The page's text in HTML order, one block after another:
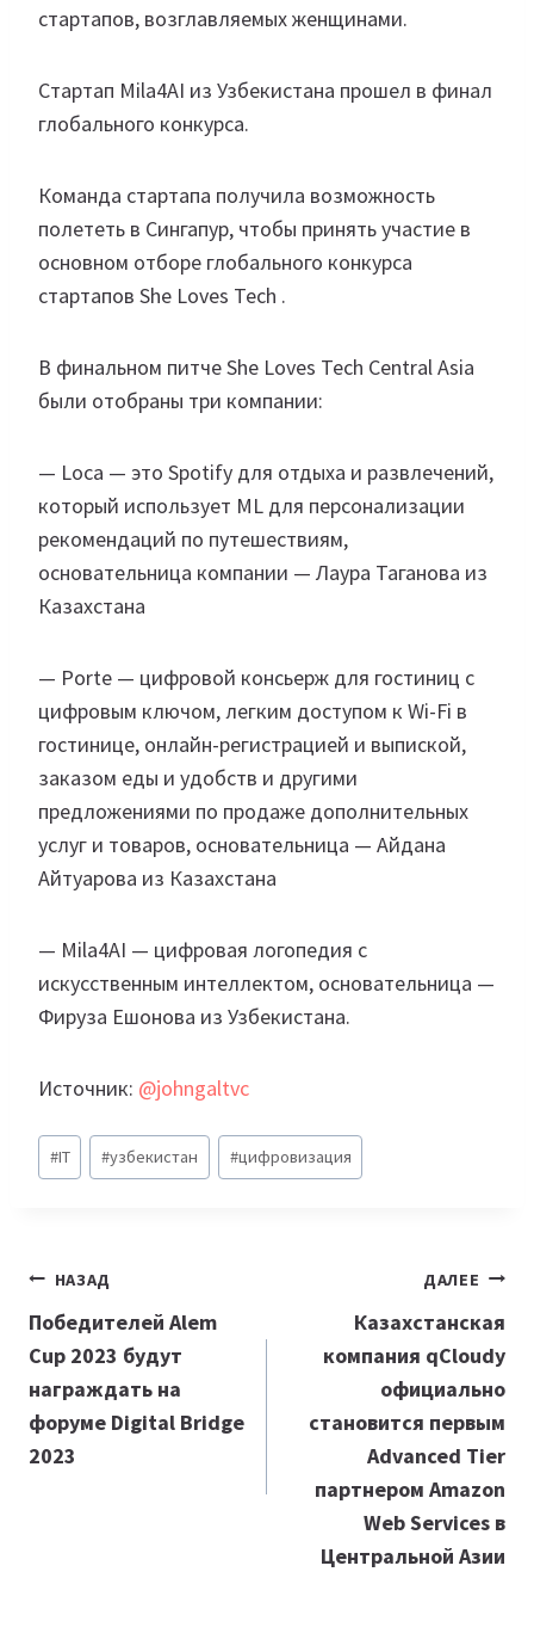
стартапов, возглавляемых женщинами.
Cтартап Mila4AI из Узбекистана прошел в финал
глобального конкурса.
Команда стартапа получила возможность
полететь в Сингапур, чтобы принять участие в
основном отборе глобального конкурса
стартапов She Loves Tech .
В финальном питче She Loves Tech Central Asia
были отобраны три компании:
— Loca — это Spotify для отдыха и развлечений,
который использует ML для персонализации
рекомендаций по путешествиям,
основательница компании — Лаура Таганова из
Казахстана
— Porte — цифровой консьерж для гостиниц с
цифровым ключом, легким доступом к Wi-Fi в
гостинице, онлайн-регистрацией и выпиской,
заказом еды и удобств и другими
предложениями по продаже дополнительных
услуг и товаров, основательница — Айдана
Айтуарова из Казахстана
— Mila4AI — цифровая логопедия с
искусственным интеллектом, основательница —
Фируза Ешонова из Узбекистана.
Источник: @johngaltvc
Метки
записи:
#IT #узбекистан #цифровизация
Навигация
по
записям
НАЗАД
Победителей Alem
Cup 2023 будут
награждать на
форуме Digital Bridge
2023
ДАЛЕЕ
Казахстанская
компания qCloudy
официально
становится первым
Advanced Tier
партнером Amazon
Web Services в
Центральной Азии